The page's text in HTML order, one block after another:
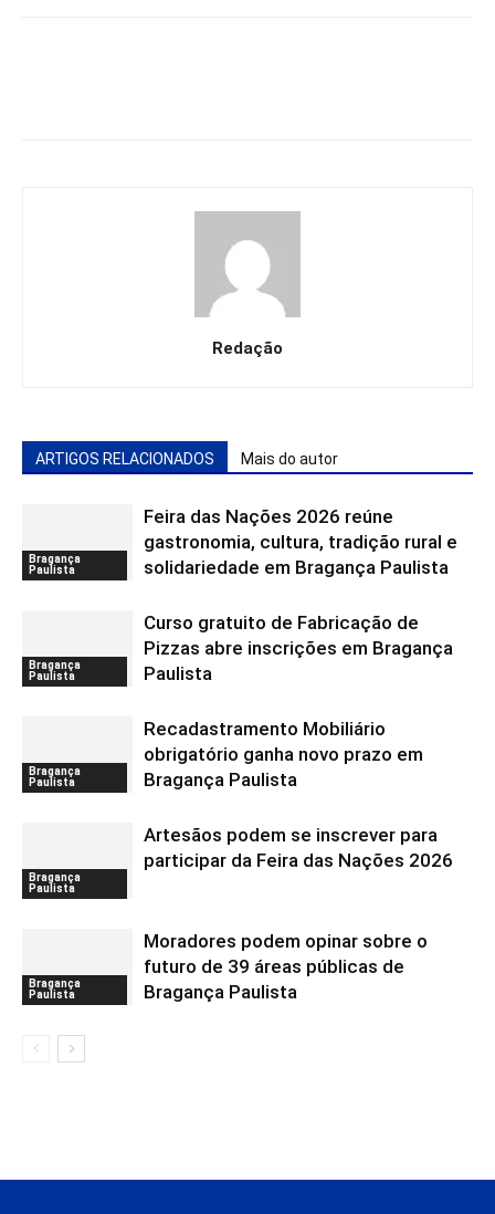
Redação
ARTIGOS RELACIONADOS Mais do autor
Bragança
Paulista
Feira das Nações 2026 reúne
gastronomia, cultura, tradição rural e
solidariedade em Bragança Paulista
Bragança
Paulista
Curso gratuito de Fabricação de
Pizzas abre inscrições em Bragança
Paulista
Bragança
Paulista
Recadastramento Mobiliário
obrigatório ganha novo prazo em
Bragança Paulista
Bragança
Paulista
Artesãos podem se inscrever para
participar da Feira das Nações 2026
Bragança
Paulista
Moradores podem opinar sobre o
futuro de 39 áreas públicas de
Bragança Paulista